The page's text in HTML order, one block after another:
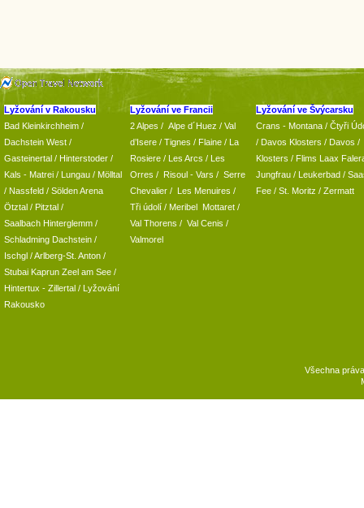
Lyžování v Rakousku
Bad Kleinkirchheim /
Dachstein West /
Gasteinertal / Hinterstoder /
Kals - Matrei / Lungau / Mölltal
/ Nassfeld / Sölden Arena
Ötztal / Pitztal /
Saalbach Hinterglemm /
Schladming Dachstein /
Ischgl /Arlberg-St. Anton /
Stubai Kaprun Zeel am See /
Hintertux - Zillertal / Lyžování
Rakousko
Lyžování ve Francii
2 Alpes / Alpe d´Huez / Val
d’Isere / Tignes / Flaine / La
Rosiere / Les Arcs / Les
Orres / Risoul - Vars / Serre
Chevalier / Les Menuires /
Tři údolí / Meribel Mottaret /
Val Thorens / Val Cenis /
Valmorel
Lyžování ve Švýcarsku
Crans - Montana / Čtyři
/ Davos Klosters / Davos /
Klosters / Flims Laax
Jungfrau / Leukerbad /
Fee / St. Moritz / Zermatt
Všechna